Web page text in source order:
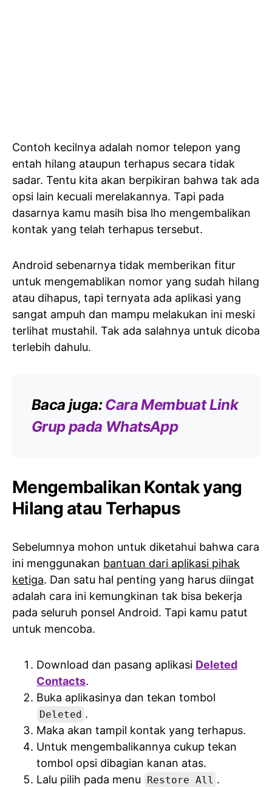
Contoh kecilnya adalah nomor telepon yang
entah hilang ataupun terhapus secara tidak
sadar. Tentu kita akan berpikiran bahwa tak ada
opsi lain kecuali merelakannya. Tapi pada
dasarnya kamu masih bisa lho mengembalikan
kontak yang telah terhapus tersebut.
Android sebenarnya tidak memberikan fitur
untuk mengemablikan nomor yang sudah hilang
atau dihapus, tapi ternyata ada aplikasi yang
sangat ampuh dan mampu melakukan ini meski
terlihat mustahil. Tak ada salahnya untuk dicoba
terlebih dahulu.
Baca juga:Cara Membuat Link
Grup pada WhatsApp
Mengembalikan Kontak yang
Hilang atau Terhapus
Sebelumnya mohon untuk diketahui bahwa cara
ini menggunakan bantuan dari aplikasi pihak
ketiga. Dan satu hal penting yang harus diingat
adalah cara ini kemungkinan tak bisa bekerja
pada seluruh ponsel Android. Tapi kamu patut
untuk mencoba.
Download dan pasang aplikasi Deleted
Contacts.
Buka aplikasinya dan tekan tombol
Deleted .
Maka akan tampil kontak yang terhapus.
Untuk mengembalikannya cukup tekan
tombol opsi dibagian kanan atas.
Lalu pilih pada menu
Restore All .